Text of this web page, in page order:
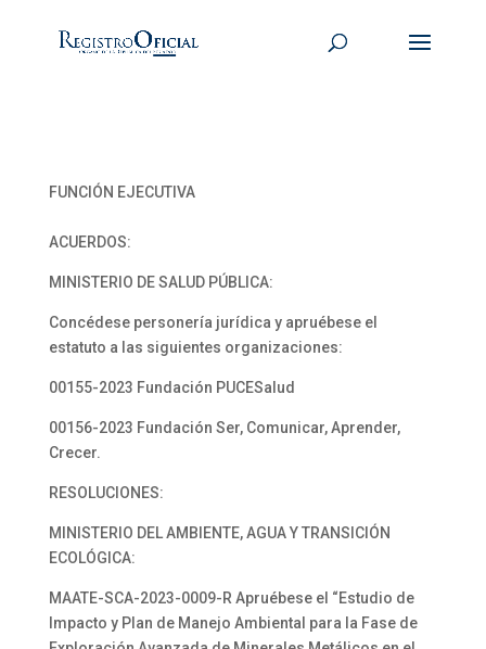
FUNCIÓN EJECUTIVA
ACUERDOS:
MINISTERIO DE SALUD PÚBLICA:
Concédese personería jurídica y apruébese el
estatuto a las siguientes organizaciones:
00155-2023 Fundación PUCESalud
00156-2023 Fundación Ser, Comunicar, Aprender,
Crecer.
RESOLUCIONES:
MINISTERIO DEL AMBIENTE, AGUA Y TRANSICIÓN
ECOLÓGICA:
MAATE-SCA-2023-0009-R Apruébese el “Estudio de
Impacto y Plan de Manejo Ambiental para la Fase de